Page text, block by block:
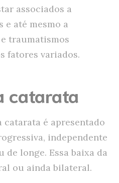
associados a
e até mesmo a
traumatismos
fatores variados.
catarata
é apresentado
independente
de longe. Essa baixa da
ou ainda bilateral.